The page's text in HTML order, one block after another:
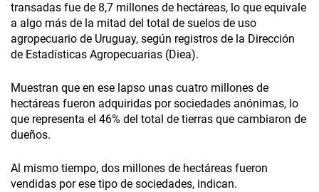
transadas fue de 8,7 millones de hectáreas, lo que equivale
a algo más de la mitad del total de suelos de uso
agropecuario de Uruguay, según registros de la Dirección
de Estadísticas Agropecuarias (Diea).
Muestran que en ese lapso unas cuatro millones de
hectáreas fueron adquiridas por sociedades anónimas, lo
que representa el 46% del total de tierras que cambiaron de
dueños.
Al mismo tiempo, dos millones de hectáreas fueron
vendidas por ese tipo de sociedades, indican.